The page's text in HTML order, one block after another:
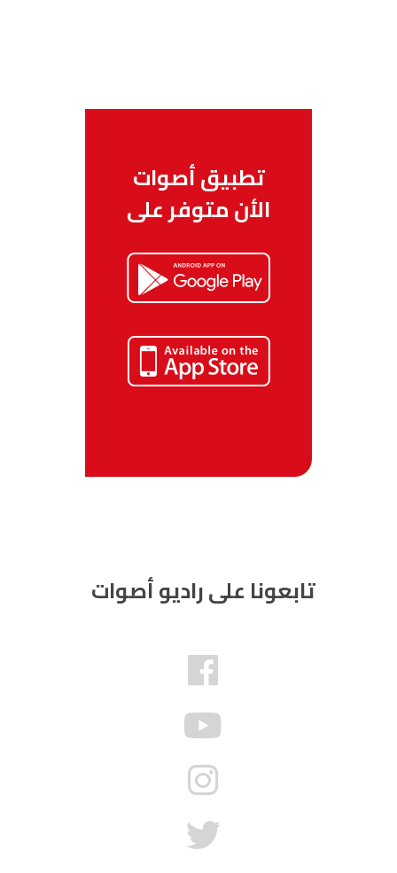
تطبيق أصوات
الأن متوفر على
تابعونا على راديو أصوات